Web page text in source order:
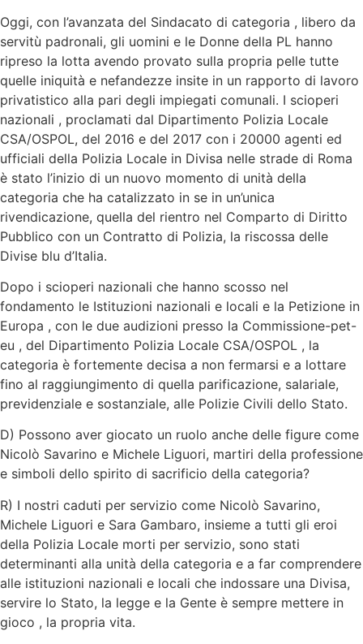
Oggi, con l’avanzata del Sindacato di categoria , libero da
servitù padronali, gli uomini e le Donne della PL hanno
ripreso la lotta avendo provato sulla propria pelle tutte
quelle iniquità e nefandezze insite in un rapporto di lavoro
privatistico alla pari degli impiegati comunali. I scioperi
nazionali , proclamati dal Dipartimento Polizia Locale
CSA/OSPOL, del 2016 e del 2017 con i 20000 agenti ed
ufficiali della Polizia Locale in Divisa nelle strade di Roma
è stato l’inizio di un nuovo momento di unità della
categoria che ha catalizzato in se in un’unica
rivendicazione, quella del rientro nel Comparto di Diritto
Pubblico con un Contratto di Polizia, la riscossa delle
Divise blu d’Italia.
Dopo i scioperi nazionali che hanno scosso nel
fondamento le Istituzioni nazionali e locali e la Petizione in
Europa , con le due audizioni presso la Commissione-pet-
eu , del Dipartimento Polizia Locale CSA/OSPOL , la
categoria è fortemente decisa a non fermarsi e a lottare
fino al raggiungimento di quella parificazione, salariale,
previdenziale e sostanziale, alle Polizie Civili dello Stato.
D) Possono aver giocato un ruolo anche delle figure come
Nicolò Savarino e Michele Liguori, martiri della professione
e simboli dello spirito di sacrificio della categoria?
R) I nostri caduti per servizio come Nicolò Savarino,
Michele Liguori e Sara Gambaro, insieme a tutti gli eroi
della Polizia Locale morti per servizio, sono stati
determinanti alla unità della categoria e a far comprendere
alle istituzioni nazionali e locali che indossare una Divisa,
servire lo Stato, la legge e la Gente è sempre mettere in
gioco , la propria vita.